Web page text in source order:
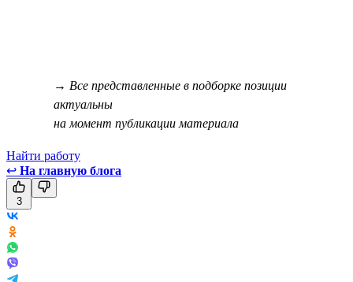
→ Все представленные в подборке позиции
актуальны
на момент публикации материала
Найти работу
↩ На главную блога
3